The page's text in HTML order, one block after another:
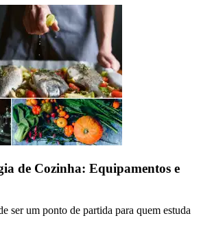
de Cozinha: Equipamentos e
ser um ponto de partida para quem estuda